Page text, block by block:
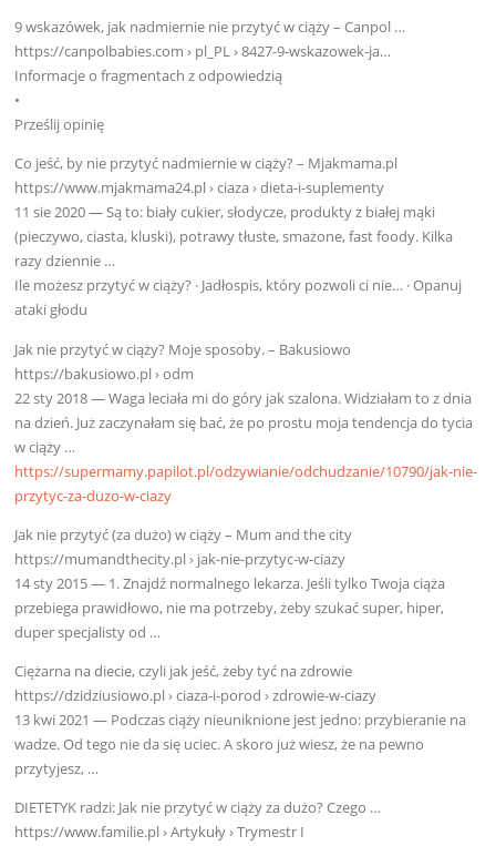
9 wskazówek, jak nadmiernie nie przytyć w ciąży – Canpol …
https://canpolbabies.com › pl_PL › 8427-9-wskazowek-ja…
Informacje o fragmentach z odpowiedzią
•
Prześlij opinię
Co jeść, by nie przytyć nadmiernie w ciąży? – Mjakmama.pl
https://www.mjakmama24.pl › ciaza › dieta-i-suplementy
11 sie 2020 — Są to: biały cukier, słodycze, produkty z białej mąki
(pieczywo, ciasta, kluski), potrawy tłuste, smażone, fast foody. Kilka
razy dziennie …
‎Ile możesz przytyć w ciąży? · ‎Jadłospis, który pozwoli ci nie… · ‎Opanuj
ataki głodu
Jak nie przytyć w ciąży? Moje sposoby. – Bakusiowo
https://bakusiowo.pl › odm
22 sty 2018 — Waga leciała mi do góry jak szalona. Widziałam to z dnia
na dzień. Już zaczynałam się bać, że po prostu moja tendencja do tycia
w ciąży …
https://supermamy.papilot.pl/odzywianie/odchudzanie/10790/jak-nie-
przytyc-za-duzo-w-ciazy
Jak nie przytyć (za dużo) w ciąży – Mum and the city
https://mumandthecity.pl › jak-nie-przytyc-w-ciazy
14 sty 2015 — 1. Znajdź normalnego lekarza. Jeśli tylko Twoja ciąża
przebiega prawidłowo, nie ma potrzeby, żeby szukać super, hiper,
duper specjalisty od …
Ciężarna na diecie, czyli jak jeść, żeby tyć na zdrowie
https://dzidziusiowo.pl › ciaza-i-porod › zdrowie-w-ciazy
13 kwi 2021 — Podczas ciąży nieuniknione jest jedno: przybieranie na
wadze. Od tego nie da się uciec. A skoro już wiesz, że na pewno
przytyjesz, …
DIETETYK radzi: Jak nie przytyć w ciąży za dużo? Czego …
https://www.familie.pl › Artykuły › Trymestr I